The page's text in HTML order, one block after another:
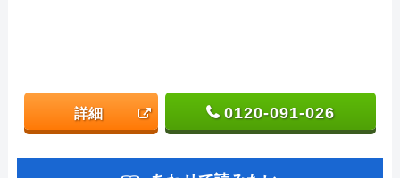
詳細 0120-091-026